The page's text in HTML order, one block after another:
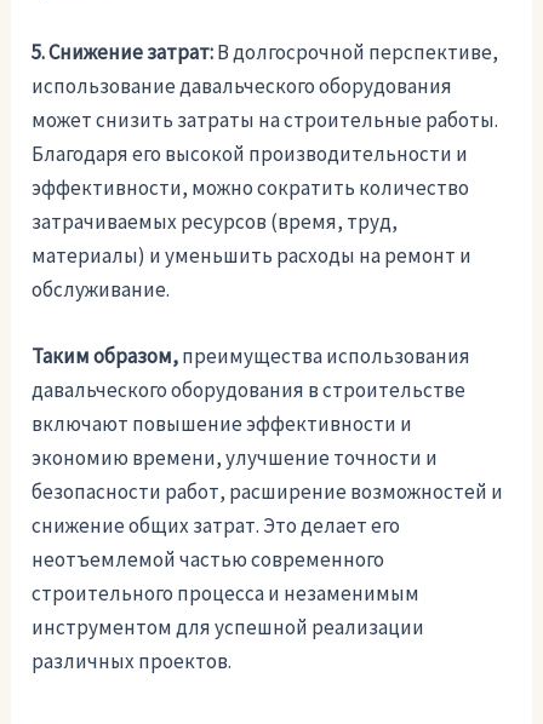
5. Снижение затрат:В долгосрочной перспективе,
использование давальческого оборудования
может снизить затраты на строительные работы.
Благодаря его высокой производительности и
эффективности, можно сократить количество
затрачиваемых ресурсов (время, труд,
материалы) и уменьшить расходы на ремонт и
обслуживание.
Таким образом,преимущества использования
давальческого оборудования в строительстве
включают повышение эффективности и
экономию времени, улучшение точности и
безопасности работ, расширение возможностей и
снижение общих затрат. Это делает его
неотъемлемой частью современного
строительного процесса и незаменимым
инструментом для успешной реализации
различных проектов.